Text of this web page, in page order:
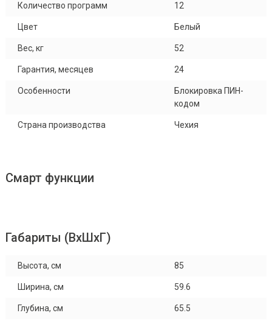
Количество программ 12
Цвет Белый
Вес, кг 52
Гарантия, месяцев 24
Особенности
Блокировка ПИН-
кодом
Страна производства Чехия
Смарт функции
Габариты (ВхШхГ)
Высота, см 85
Ширина, см 59.6
Глубина, см 65.5